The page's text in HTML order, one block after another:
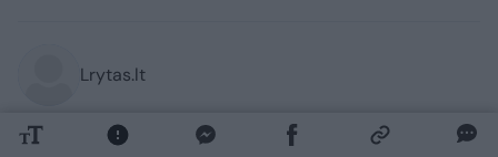
Lrytas.lt
Nuo rugsėjo 1 dienos pacientams bus